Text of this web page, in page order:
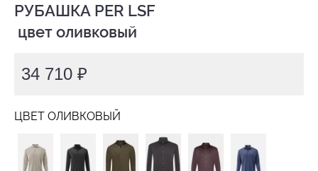
РУБАШКА PER LSF
цвет оливковый
34 710 ₽
ЦВЕТ ОЛИВКОВЫЙ